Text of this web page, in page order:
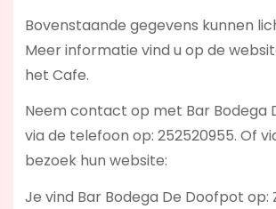
Bovenstaande gegevens kunnen
Meer informatie vind u op de
het Cafe.
Neem contact op met Bar Bodega
via de telefoon op: 252520955. Of
bezoek hun website:
Je vind Bar Bodega De Doofpot op: